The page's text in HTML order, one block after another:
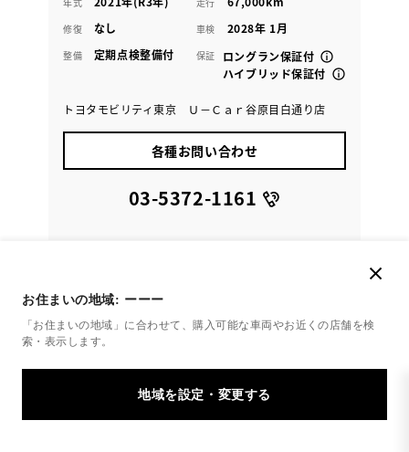
お住まいの地域: ーーー
「お住まいの地域」に合わせて、購入可能な車両やお近くの店舗を検
索・表示します。
修復 なし 車検 2028年 1月
整備 定期点検整備付 保証
ロングラン保証付
ハイブリッド保証付
トヨタモビリティ東京 Ｕ－Ｃａｒ谷原目白通り店
各種お問い合わせ
03-5372-1161